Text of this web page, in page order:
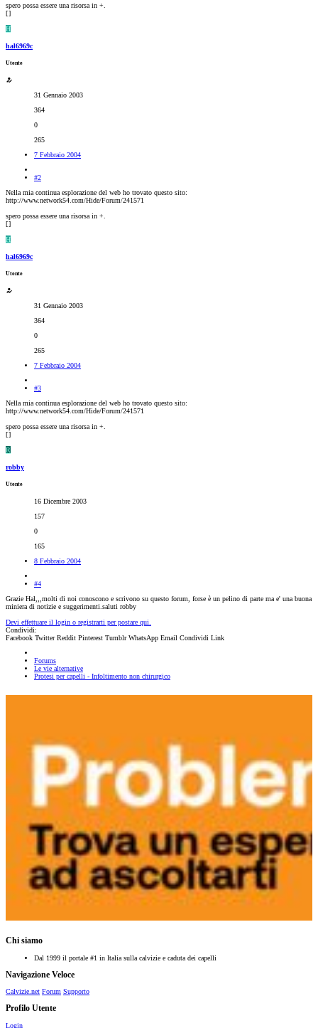
spero possa essere una risorsa in +.
[]
H
hal6969c
Utente
31 Gennaio 2003
364
0
265
7 Febbraio 2004
#2
Nella mia continua esplorazione del web ho trovato questo sito:
http://www.network54.com/Hide/Forum/241571
spero possa essere una risorsa in +.
[]
H
hal6969c
Utente
31 Gennaio 2003
364
0
265
7 Febbraio 2004
#3
Nella mia continua esplorazione del web ho trovato questo sito:
http://www.network54.com/Hide/Forum/241571
spero possa essere una risorsa in +.
[]
R
robby
Utente
16 Dicembre 2003
157
0
165
8 Febbraio 2004
#4
Grazie Hal,,,molti di noi conoscono e scrivono su questo forum, forse è un pelino di parte ma e' una buona
miniera di notizie e suggerimenti.saluti robby
Devi effettuare il login o registrarti per postare qui.
Condividi:
Facebook Twitter Reddit Pinterest Tumblr WhatsApp Email Condividi Link
Forums
Le vie alternative
Protesi per capelli - Infoltimento non chirurgico
Chi siamo
Dal 1999 il portale #1 in Italia sulla calvizie e caduta dei capelli
Navigazione Veloce
Calvizie.net Forum Supporto
Profilo Utente
Login